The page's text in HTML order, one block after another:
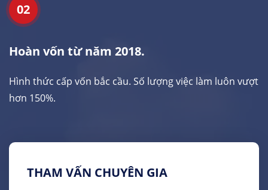
THAM VẤN CHUYÊN GIA
02
Hoàn vốn từ năm 2018.
Hình thức cấp vốn bắc cầu. Số lượng việc làm luôn vượt
hơn 150%.